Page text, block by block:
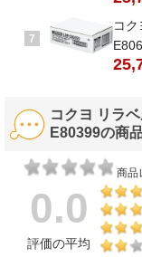
7
コ
コクヨ リラ
E80399の商
商品
0.0
評価の平均